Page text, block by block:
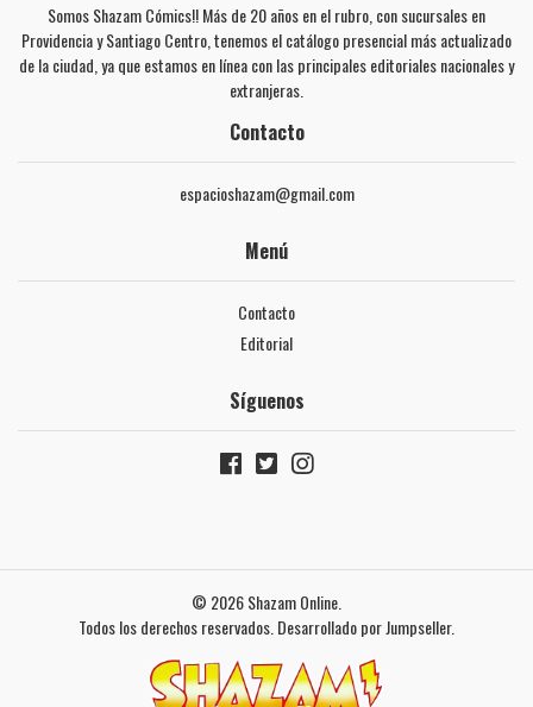
Somos Shazam Cómics!! Más de 20 años en el rubro, con sucursales en
Providencia y Santiago Centro, tenemos el catálogo presencial más actualizado
de la ciudad, ya que estamos en línea con las principales editoriales nacionales y
extranjeras.
Contacto
espacioshazam@gmail.com
Menú
Contacto
Editorial
Síguenos
© 2026 Shazam Online.
Todos los derechos reservados. Desarrollado por Jumpseller.